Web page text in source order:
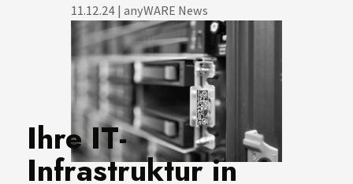
11.12.24| anyWARE News
Ihre IT-
Infrastruktur in